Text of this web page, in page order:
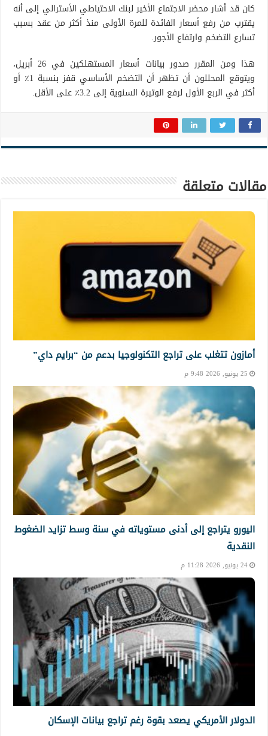
كان قد أشار محضر الاجتماع الأخير لبنك الاحتياطي الأسترالي إلى أنه
يقترب من رفع أسعار الفائدة للمرة الأولى منذ أكثر من عقد بسبب
تسارع التضخم وارتفاع الأجور.
هذا ومن المقرر صدور بيانات أسعار المستهلكين في 26 أبريل،
ويتوقع المحللون أن تظهر أن التضخم الأساسي قفز بنسبة 1٪ أو
أكثر في الربع الأول لرفع الوتيرة السنوية إلى 3.2٪ على الأقل.
مقالات متعلقة
أمازون تتغلب على تراجع التكنولوجيا بدعم من “برايم داي”
25 يونيو, 2026 9:48 م
اليورو يتراجع إلى أدنى مستوياته في سنة وسط تزايد الضغوط
النقدية
24 يونيو, 2026 11:28 م
الدولار الأمريكي يصعد بقوة رغم تراجع بيانات الإسكان